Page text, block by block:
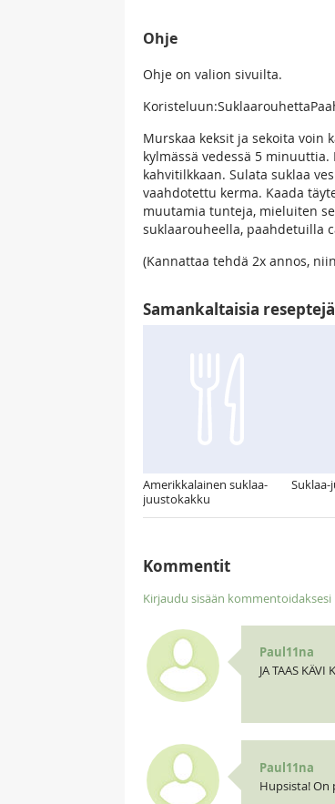
Ohje
Ohje on valion sivuilta.
Murskaa keksit ja sekoita voin
kylmässä vedessä 5
kahvitilkkaan. Sulata suklaa
vaahdotettu kerma. Kaada
muutamia tunteja, mieluiten
suklaarouheella, paahdetuilla
(Kannattaa tehdä 2x annos,
Samankaltaisia reseptejä
Amerikkalainen suklaa-
juustokakku
Kommentit
Kirjaudu sisään kommentoidaksesi
Paul11na
JA TAAS
Paul11na
Hupsista!